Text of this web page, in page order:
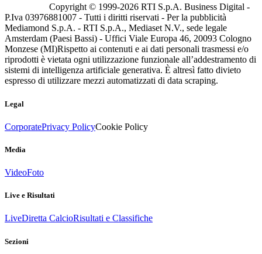
Copyright © 1999-2026 RTI S.p.A. Business Digital -
P.Iva 03976881007 - Tutti i diritti riservati - Per la pubblicità
Mediamond S.p.A. - RTI S.p.A., Mediaset N.V., sede legale
Amsterdam (Paesi Bassi) - Uffici Viale Europa 46, 20093 Cologno
Monzese (MI)Rispetto ai contenuti e ai dati personali trasmessi e/o
riprodotti è vietata ogni utilizzazione funzionale all’addestramento di
sistemi di intelligenza artificiale generativa. È altresì fatto divieto
espresso di utilizzare mezzi automatizzati di data scraping.
Legal
CorporatePrivacy PolicyCookie Policy
Media
VideoFoto
Live e Risultati
LiveDiretta CalcioRisultati e Classifiche
Sezioni